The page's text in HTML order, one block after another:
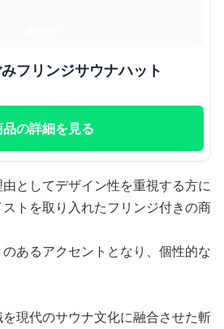
フリンジサウナハット
品の詳細を見る
としてデザイン性を重視する方に
トを取り入れたフリンジ付きの商
あるアクセントとなり、個性的な
現代のサウナ文化に融合させた斬